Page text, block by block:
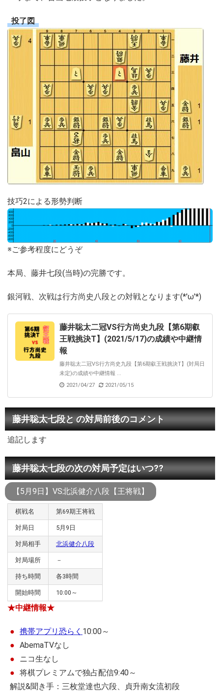
投了図
技巧2による形勢判断
※ご参考程度にどうぞ
本局、藤井七段(当時)の完勝です。
銀河戦、次戦は行方尚史八段との対戦となります(*'ω'*)
藤井聡太二冠VS行方尚史九段【第6期叡
王戦挑決T】(2021/5/17)の成績や中継情
報
藤井聡太二冠VS行方尚史九段【第6期叡王戦挑決T】(対局日
未定)の成績や中継情報 ...
2021/04/27
2021/05/15
藤井聡太七段と の対局前後のコメント
追記します
藤井聡太七段の次の対局予定はいつ??
【5月9日】VS北浜健介八段【王将戦】
棋戦名 第69期王将戦
対局日 5月9日
対局相手 北浜健介八段
対局場所 －
持ち時間 各3時間
開始時間 10:00～
★中継情報★
携帯アプリ恐らく 10:00～
AbemaTVなし
ニコ生なし
将棋プレミアムで独占配信9:40～
解説&聞き手：三枚堂達也六段、貞升南女流初段